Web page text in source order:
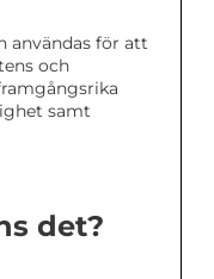
användas för att
och
samt
det?